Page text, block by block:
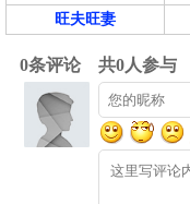
旺夫旺妻